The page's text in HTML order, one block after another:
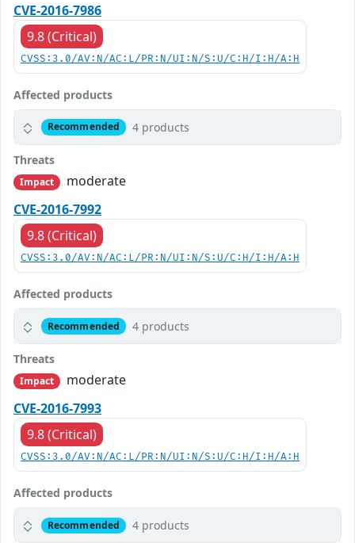
CVE-2016-7986
9.8 (Critical)
CVSS:3.0/AV:N/AC:L/PR:N/UI:N/S:U/C:H/I:H/A:H
Affected products
Recommended 4 products
Threats
Impact
moderate
CVE-2016-7992
9.8 (Critical)
CVSS:3.0/AV:N/AC:L/PR:N/UI:N/S:U/C:H/I:H/A:H
Affected products
Recommended 4 products
Threats
Impact
moderate
CVE-2016-7993
9.8 (Critical)
CVSS:3.0/AV:N/AC:L/PR:N/UI:N/S:U/C:H/I:H/A:H
Affected products
Recommended 4 products